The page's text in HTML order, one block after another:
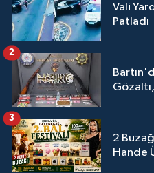
Vali
Patladı
2
2
Hande
3